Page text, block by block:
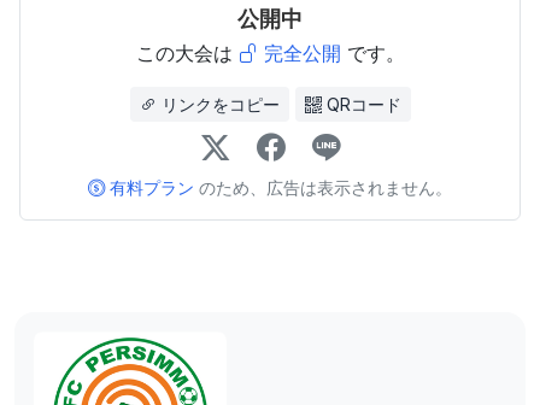
公開中
この大会は 完全公開 です。
リンクをコピー QRコード
有料プラン のため、広告は表示されません。